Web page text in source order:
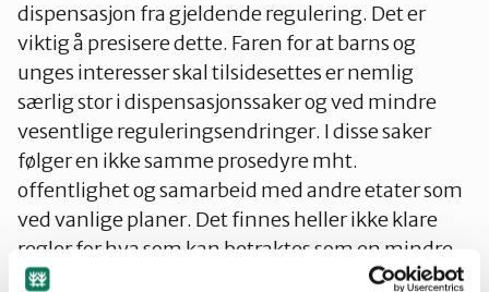
dispensasjon fra gjeldende regulering. Det er
viktig å presisere dette. Faren for at barns og
unges interesser skal tilsidesettes er nemlig
særlig stor i dispensasjonssaker og ved mindre
vesentlige reguleringsendringer. I disse saker
følger en ikke samme prosedyre mht.
offentlighet og samarbeid med andre etater som
ved vanlige planer. Det finnes heller ikke klare
regler for hva som kan betraktes som en mindre
vesentlig endring ut fra hensynet til barn og